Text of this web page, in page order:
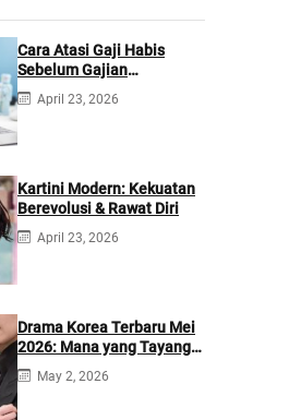
Cara Atasi Gaji Habis
Sebelum Gajian
Berikutnya
April 23, 2026
Kartini Modern: Kekuatan
Berevolusi & Rawat Diri
April 23, 2026
Drama Korea Terbaru Mei
2026: Mana yang Tayang
di Netflix?
May 2, 2026